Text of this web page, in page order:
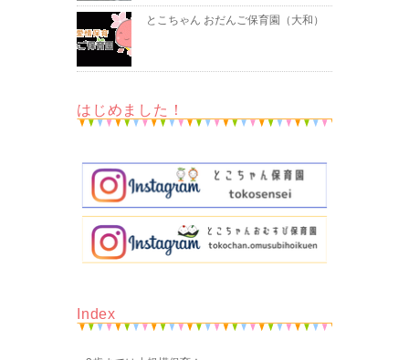
とこちゃん おだんご保育園（大和）
はじめました！
Index